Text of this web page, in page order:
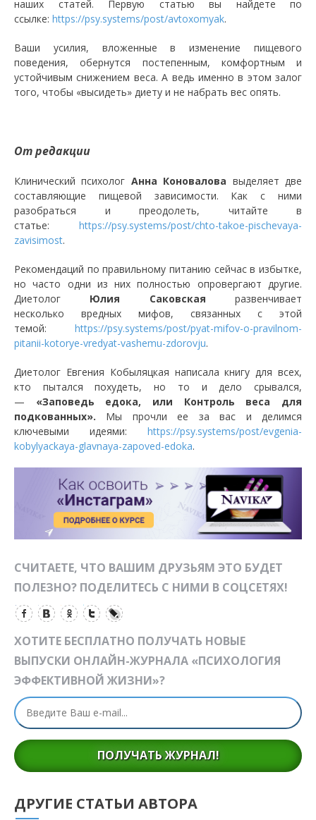
наших статей. Первую статью вы найдете по
ссылке: https://psy.systems/post/avtoxomyak.
Ваши усилия, вложенные в изменение пищевого
поведения, обернутся постепенным, комфортным и
устойчивым снижением веса. А ведь именно в этом залог
того, чтобы «высидеть» диету и не набрать вес опять.
От редакции
Клинический психолог Анна Коновалова выделяет две
составляющие пищевой зависимости. Как с ними
разобраться и преодолеть, читайте в
статье: https://psy.systems/post/chto-takoe-pischevaya-
zavisimost.
Рекомендаций по правильному питанию сейчас в избытке,
но часто одни из них полностью опровергают другие.
Диетолог Юлия Саковскаяразвенчивает
несколько вредных мифов, связанных с этой
темой: https://psy.systems/post/pyat-mifov-o-pravilnom-
pitanii-kotorye-vredyat-vashemu-zdorovju.
Диетолог Евгения Кобыляцкая написала книгу для всех,
кто пытался похудеть, но то и дело срывался,
— «Заповедь едока, или Контроль веса для
подкованных». Мы прочли ее за вас и делимся
ключевыми идеями: https://psy.systems/post/evgenia-
kobylyackaya-glavnaya-zapoved-edoka.
СЧИТАЕТЕ, ЧТО ВАШИМ ДРУЗЬЯМ ЭТО БУДЕТ
ПОЛЕЗНО? ПОДЕЛИТЕСЬ С НИМИ В СОЦСЕТЯХ!
ХОТИТЕ БЕСПЛАТНО ПОЛУЧАТЬ НОВЫЕ
ВЫПУСКИ ОНЛАЙН-ЖУРНАЛА «ПСИХОЛОГИЯ
ЭФФЕКТИВНОЙ ЖИЗНИ»?
ПОЛУЧАТЬ ЖУРНАЛ!
ДРУГИЕ СТАТЬИ АВТОРА